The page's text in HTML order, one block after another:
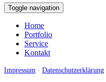
Toggle navigation
Home
Portfolio
Service
Kontakt
Impressum · Datenschutzerklärung